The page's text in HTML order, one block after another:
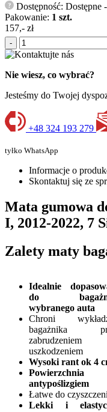
?
Dostępność: Dostępne
Pakowanie: 1 szt.
157,- zł
-
Nie wiesz, co wybrać?
Jesteśmy do Twojej
+48 324 193 279
tyłko WhatsApp
Informacje o
Skontaktuj się ze
Mata gumowa
I, 2012-2022, 7
Zalety maty
Idealnie
do
wybranego auta
Chroni
bagażnika
uszkodzeniem
Wysoki rant ok 4
antypoślizgiem
Łatwe do
Lekki i